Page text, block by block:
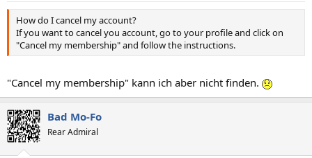
How do I cancel my account?
If you want to cancel you account, go to your profile and click on
"Cancel my membership" and follow the instructions.
"Cancel my membership" kann ich aber nicht finden.
Bad Mo-Fo
Rear Admiral